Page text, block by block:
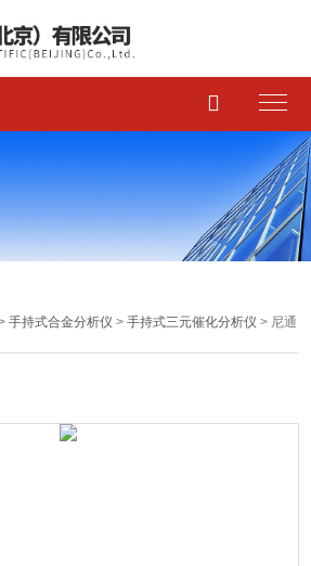

手持式合金分析仪 >手持式三元催化分析仪 > 尼通